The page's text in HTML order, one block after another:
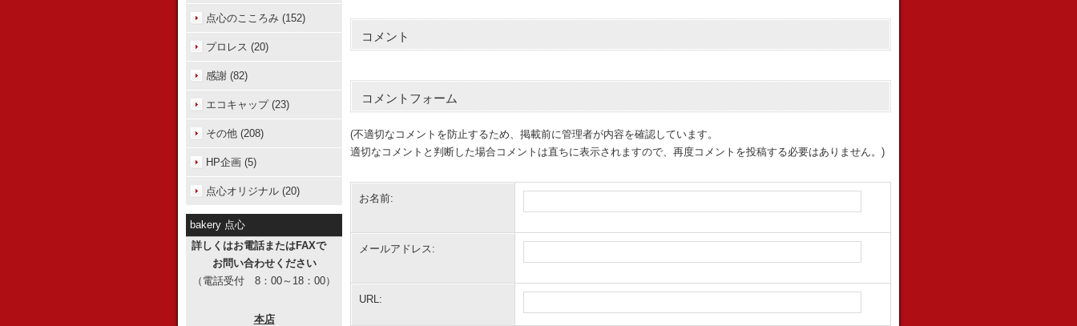
コメント
コメントフォーム
(不適切なコメントを防止するため、掲載前に管理者が内容を確認しています。
適切なコメントと判断した場合コメントは直ちに表示されますので、再度コメントを投稿する必要はありません。)
お名前:
メールアドレス:
URL:
点心のこころみ (152)
プロレス (20)
感謝 (82)
エコキャップ (23)
その他 (208)
HP企画 (5)
点心オリジナル (20)
bakery 点心
詳しくはお電話またはFAXで
お問い合わせください
（電話受付 8：00～18：00）
本店